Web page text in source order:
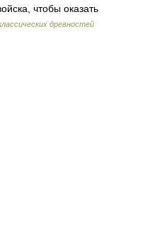
чтобы оказать
древностей